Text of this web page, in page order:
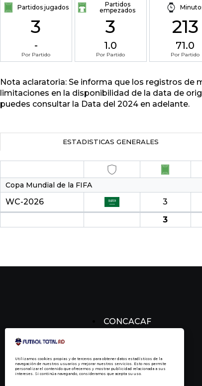
Utilizamos cookies propias y de terceros para obtener datos estadísticos de la
navegación de nuestros usuarios y mejorar nuestros servicios. Esto nos permite
personalizar el contenido que ofrecemos y mostrar publicidad relacionada a sus
intereses. Si continúa navegando, consideramos que acepta su uso.
Partidos jugados
3
-
Por Partido
Partidos
empezados
3
1.0
Por Partido
213
71.0
Por Partido
Nota aclaratoria: Se informa que los registros de
limitaciones en la disponibilidad de la data de
puedes consultar la Data del 2024 en adelante.
ESTADISTICAS GENERALES
Copa Mundial de la FIFA
WC-2026 3
3
CONCACAF